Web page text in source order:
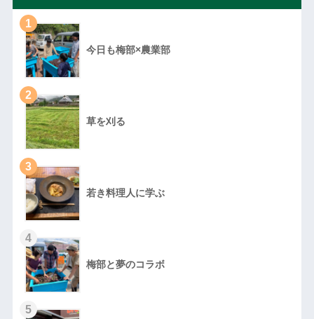
1
今日も梅部×農業部
2
草を刈る
3
若き料理人に学ぶ
4
梅部と夢のコラボ
5